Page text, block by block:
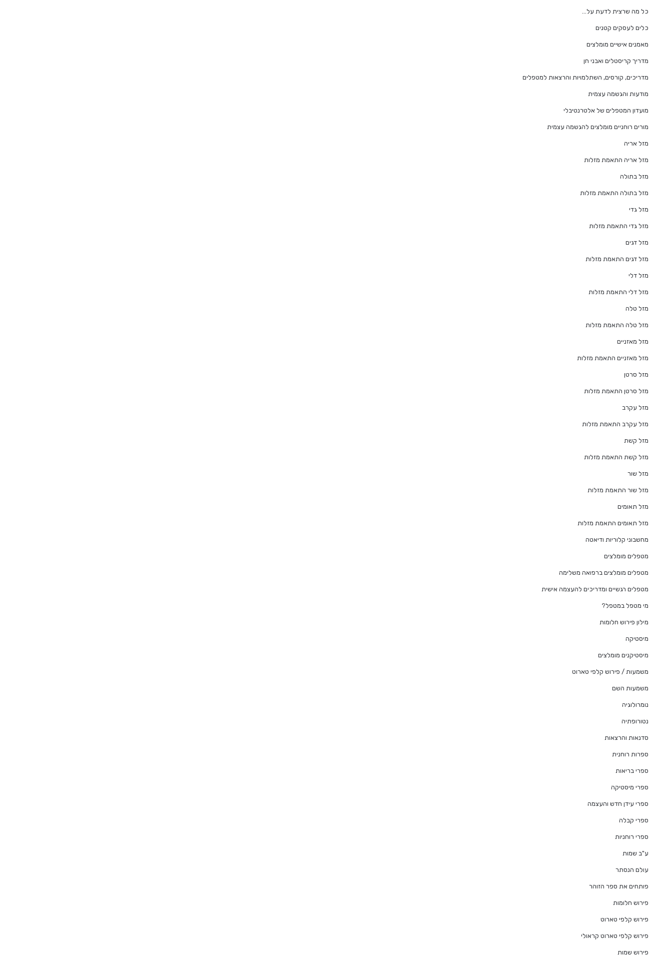
כל מה שרצית לדעת על…
כלים לעסקים קטנים
מאמנים אישיים מומלצים
מדריך קריסטלים ואבני חן
מדריכים, קורסים, השתלמויות והרצאות למטפלים
מודעות והגשמה עצמית
מועדון המטפלים של אלטרנטיבלי
מורים רוחניים מומלצים להגשמה עצמית
מזל אריה
מזל אריה התאמת מזלות
מזל בתולה
מזל בתולה התאמת מזלות
מזל גדי
מזל גדי התאמת מזלות
מזל דגים
מזל דגים התאמת מזלות
מזל דלי
מזל דלי התאמת מזלות
מזל טלה
מזל טלה התאמת מזלות
מזל מאזניים
מזל מאזניים התאמת מזלות
מזל סרטן
מזל סרטן התאמת מזלות
מזל עקרב
מזל עקרב התאמת מזלות
מזל קשת
מזל קשת התאמת מזלות
מזל שור
מזל שור התאמת מזלות
מזל תאומים
מזל תאומים התאמת מזלות
מחשבוני קלוריות ודיאטה
מטפלים מומלצים
מטפלים מומלצים ברפואה משלימה
מטפלים רגשיים ומדריכים להעצמה אישית
מי מטפל במטפל?
מילון פירוש חלומות
מיסטיקה
מיסטיקנים מומלצים
משמעות / פירוש קלפי טארוט
משמעות השם
נומרולוגיה
נטורופתיה
סדנאות והרצאות
ספרות רוחנית
ספרי בריאות
ספרי מיסטיקה
ספרי עידן חדש והעצמה
ספרי קבלה
ספרי רוחניות
ע"ב שמות
עולם הנסתר
פותחים את ספר הזוהר
פירוש חלומות
פירוש קלפי טארוט
פירוש קלפי טארוט קראולי
פירוש שמות